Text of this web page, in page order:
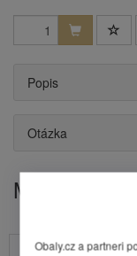
Popis
Otázka
Mohlo by
Obaly.cz a partneri